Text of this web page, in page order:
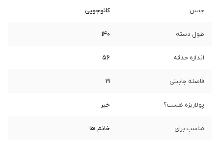
جنس کائوچویی
طول دسته 140
اندازه حدقه 56
فاصله جابینی 19
پولاریزه هست؟ خیر
مناسب برای خانم ها